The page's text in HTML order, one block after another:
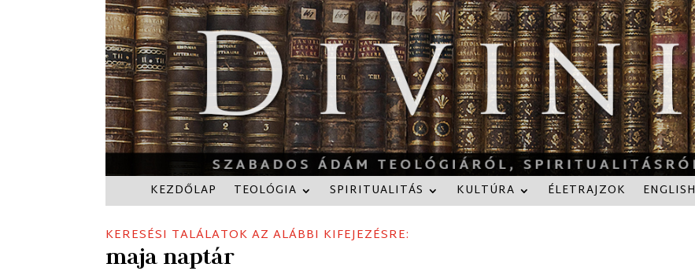
KEZDŐLAP TEOLÓGIA SPIRITUALITÁS KULTÚRA ÉLETRAJZOK ENGLISH
KERESÉSI TALÁLATOK AZ ALÁBBI KIFEJEZÉSRE:
maja naptár